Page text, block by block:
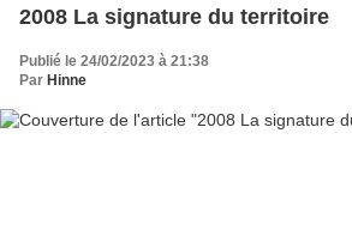
2008 La signature du territoire
Publié le 24/02/2023 à 21:38
Par Hinne